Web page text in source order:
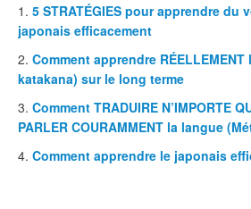
5 STRATÉGIES pour apprendre du
japonais efficacement
Comment apprendre
katakana) sur le long terme
Comment TRADUIRE N’IMPORTE
PARLER COURAMMENT la langue
Comment apprendre le japonais